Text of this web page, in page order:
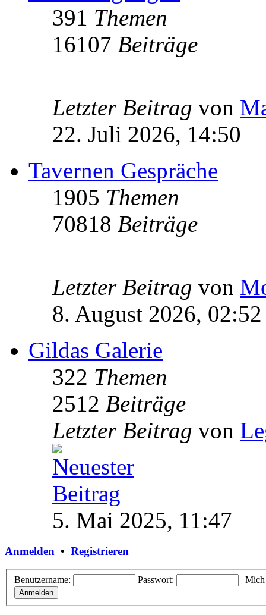
391 Themen
16107 Beiträge
Letzter Beitrag von
22. Juli 2026, 14:50
Tavernen Gespräche
1905 Themen
70818 Beiträge
Letzter Beitrag von
8. August 2026, 02:52
Gildas Galerie
322 Themen
2512 Beiträge
Letzter Beitrag von
5. Mai 2025, 11:47
Anmelden • Registrieren
Benutzername: Passwort: | Mich